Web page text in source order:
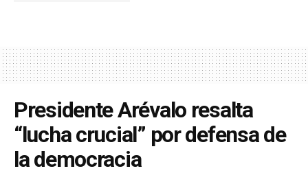
Presidente Arévalo resalta
“lucha crucial” por defensa de
la democracia